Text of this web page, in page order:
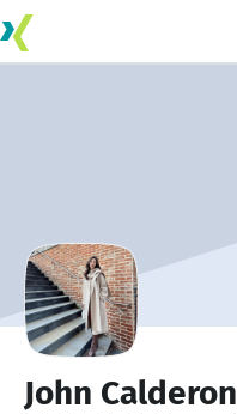
John Calderon